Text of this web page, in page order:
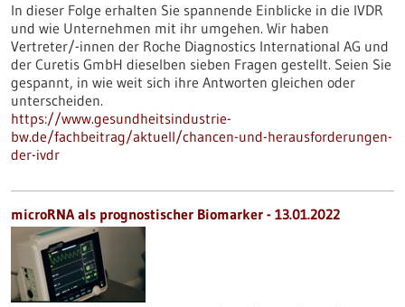
In dieser Folge erhalten Sie spannende Einblicke in die IVDR
und wie Unternehmen mit ihr umgehen. Wir haben
Vertreter/-innen der Roche Diagnostics International AG und
der Curetis GmbH dieselben sieben Fragen gestellt. Seien Sie
gespannt, in wie weit sich ihre Antworten gleichen oder
unterscheiden.
https://www.gesundheitsindustrie-
bw.de/fachbeitrag/aktuell/chancen-und-herausforderungen-
der-ivdr
microRNA als prognostischer Biomarker - 13.01.2022